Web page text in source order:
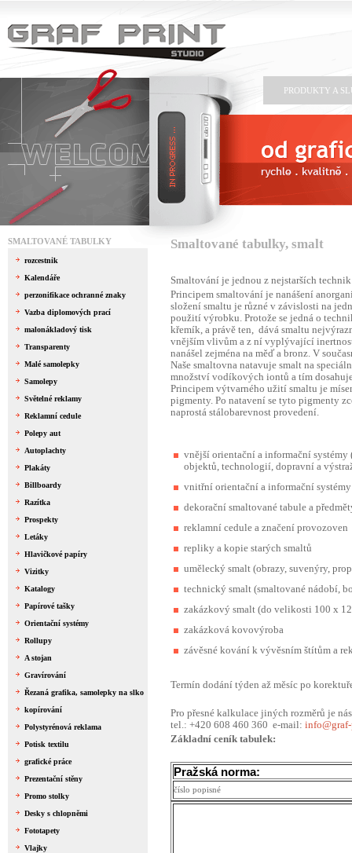
PRODUKTY A
Smaltované tabulky, smalt
Smaltování je jednou z nejstarších
Principem smaltování je nanášení
složení smaltu je různé v závislosti na
použití výrobku. Protože se jedná o
křemík, a právě ten, dává smaltu
vnějším vlivům a z ní vyplývající
nanášel zejména na měď a bronz. V
Naše smaltovna natavuje smalt na
množství vodíkových iontů a tím
Principem výtvarného užití smaltu je
pigmenty. Po natavení se tyto pigmenty
naprostá stálobarevnost provedení.
vnější orientační a informační systémy
objektů, technologií, dopravní a
vnitřní orientační a informační
dekorační smaltované tabule a
reklamní cedule a značení provozoven
repliky a kopie starých smaltů
umělecký smalt (obrazy, suvenýry,
technický smalt (smaltované nádobí,
zakázkový smalt (do velikosti 100 x
zakázková kovovýroba
závěsné kování k vývěsním štítům a
Termín dodání týden až měsíc po
Pro přesné kalkulace jiných rozměrů je
tel.: +420 608 460 360 e-mail:
Základní ceník tabulek:
Pražská norma:
číslo popisné
SMALTOVANÉ TABULKY
rozcestnik
Kalendáře
perzonifikace ochranné znaky
Vazba diplomových prací
malonákladový tisk
Transparenty
Malé samolepky
Samolepy
Světelné reklamy
Reklamní cedule
Polepy aut
Autoplachty
Plakáty
Billboardy
Razítka
Prospekty
Letáky
Hlavičkové papíry
Vizitky
Katalogy
Papírové tašky
Orientační systémy
Rollupy
A stojan
Gravírování
Řezaná grafika, samolepky na slko
kopírování
Polystyrénová reklama
Potisk textilu
grafické práce
Prezentační stěny
Promo stolky
Desky s chlopněmi
Fototapety
Vlajky